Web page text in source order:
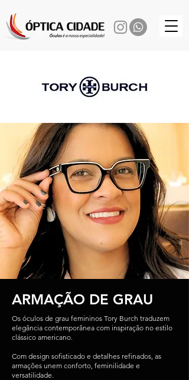
ARMAÇÃO DE GRAU
Os óculos de grau femininos Tory Burch traduzem
elegância contemporânea com inspiração no estilo
clássico americano.
Com design sofisticado e detalhes refinados, as
armações unem conforto, feminilidade e
versatilidade.